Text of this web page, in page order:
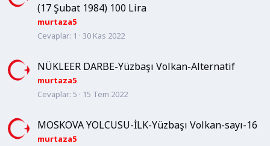
(17 Şubat 1984) 100 Lira
murtaza5
Cevaplar 1 30 Kas 2022
NÜKLEER DARBE-Yüzbaşı Volkan-Alternatif
murtaza5
Cevaplar 5 15 Tem 2022
MOSKOVA YOLCUSU-İLK-Yüzbaşı Volkan-sayı-16
murtaza5